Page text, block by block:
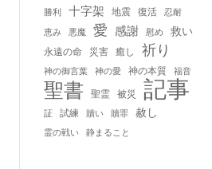
勝利 十字架 地震 復活 忍耐
恵み 悪魔 愛 感謝 慰め 救い
永遠の命 災害 癒し 祈り
神の御言葉 神の愛 神の本質 福音
聖書 聖霊 被災 記事
証 試練 贖い 贖罪 赦し
霊の戦い 静まること